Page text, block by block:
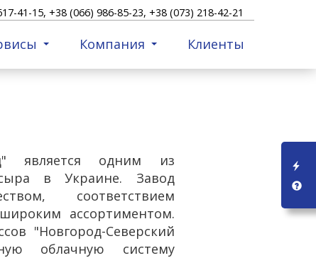
41-15, +38 (066) 986-85-23, +38 (073) 218-42-21
Компания Клиенты
является одним из
в Украине. Завод
соответствием
ассортиментом.
"Новгород-Северский
облачную систему